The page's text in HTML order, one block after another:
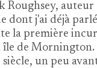
Roughsey, auteur
dont j'ai déjà
la première
île de Mornington.
un peu